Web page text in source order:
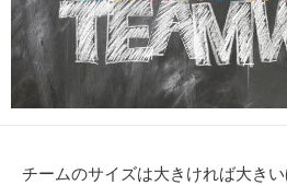
チームのサイズは大きければ大き